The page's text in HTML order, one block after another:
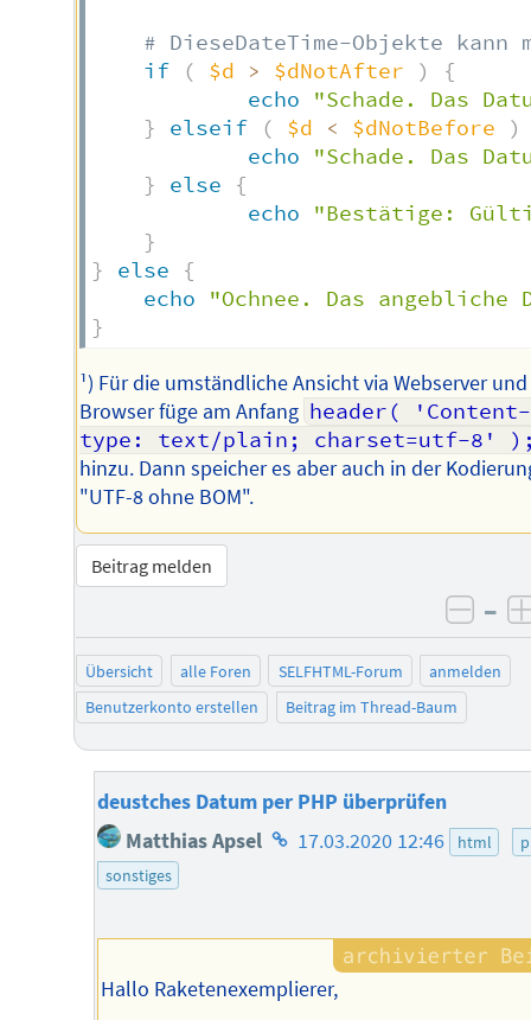
# DieseDateTime-Objekte kann
if
( $d > $dNotAfter )
{
echo
"Schade. Das
}
elseif ( $d < $dNotBefore
)
echo
"Schade. Das
}
else
{
echo
"Bestätige:
}
}
else
{
echo
"Ochnee. Das angebliche
}
¹) Für die umständliche Ansicht via Webserver und
Browser füge am Anfang header( 'Content-
type: text/plain; charset=utf-8'
hinzu. Dann speicher es aber auch in der
"UTF-8 ohne BOM".
Beitrag melden
–
Übersicht alle Foren SELFHTML-Forum
anmelden
Benutzerkonto erstellen
Beitrag im Thread-Baum
deustches Datum per PHP überprüfen
Matthias Apsel Homepage
17.03.2020 12:46 html
sonstiges
Hallo Raketenexemplierer,